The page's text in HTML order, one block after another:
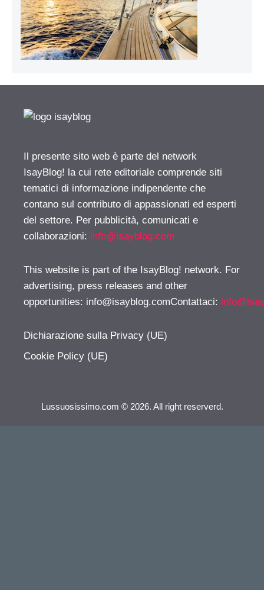
Il presente sito web è parte del network
IsayBlog! la cui rete editoriale comprende siti
tematici di informazione indipendente che
contano sul contributo di appassionati ed esperti
del settore. Per pubblicità, comunicati e
collaborazioni: info@isayblog.com
This website is part of the IsayBlog! network. For
advertising, press releases and other
opportunities: info@isayblog.comContattaci:
Dichiarazione sulla Privacy (UE)
Cookie Policy (UE)
Lussuosissimo.com © 2026. All right reserverd.